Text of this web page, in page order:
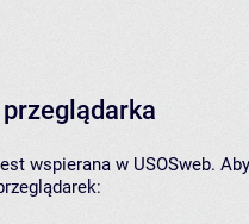
wspierana w USOSweb.